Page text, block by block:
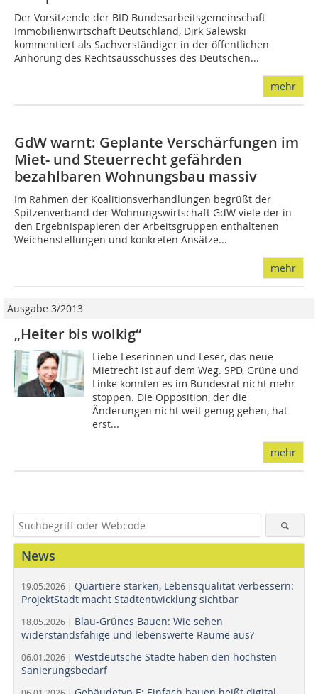
Der Vorsitzende der BID Bundesarbeitsgemeinschaft
Immobilienwirtschaft Deutschland, Dirk Salewski
kommentiert als Sachverständiger in der öffentlichen
Anhörung des Rechtsausschusses des Deutschen...
mehr
GdW warnt: Geplante Verschärfungen im
Miet- und Steuerrecht gefährden
bezahlbaren Wohnungsbau massiv
Im Rahmen der Koalitionsverhandlungen begrüßt der
Spitzenverband der Wohnungswirtschaft GdW viele der in
den Ergebnispapieren der Arbeitsgruppen enthaltenen
Weichenstellungen und konkreten Ansätze...
mehr
Ausgabe 3/2013
„Heiter bis wolkig“
Liebe Leserinnen und Leser, das neue
Mietrecht ist auf dem Weg. SPD, Grüne und
Linke konnten es im Bundesrat nicht mehr
stoppen. Die Opposition, der die
Änderungen nicht weit genug gehen, hat
erst...
mehr
News
19.05.2026 | Quartiere stärken, Lebensqualität verbessern:
ProjektStadt macht Stadtentwicklung sichtbar
18.05.2026 | Blau-Grünes Bauen: Wie sehen
widerstandsfähige und lebenswerte Räume aus?
06.01.2026 | Westdeutsche Städte haben den höchsten
Sanierungsbedarf